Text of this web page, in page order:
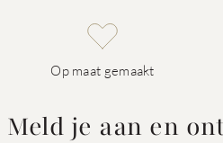
Op maat gemaakt
Meld je aan en